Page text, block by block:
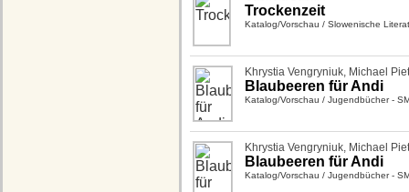
Trockenzeit
Katalog/Vorschau / Slowenische
Khrystia Vengryniuk, Michael
Blaubeeren für Andi
Katalog/Vorschau / Jugendbücher -
Khrystia Vengryniuk, Michael
Blaubeeren für Andi
Katalog/Vorschau / Jugendbücher -